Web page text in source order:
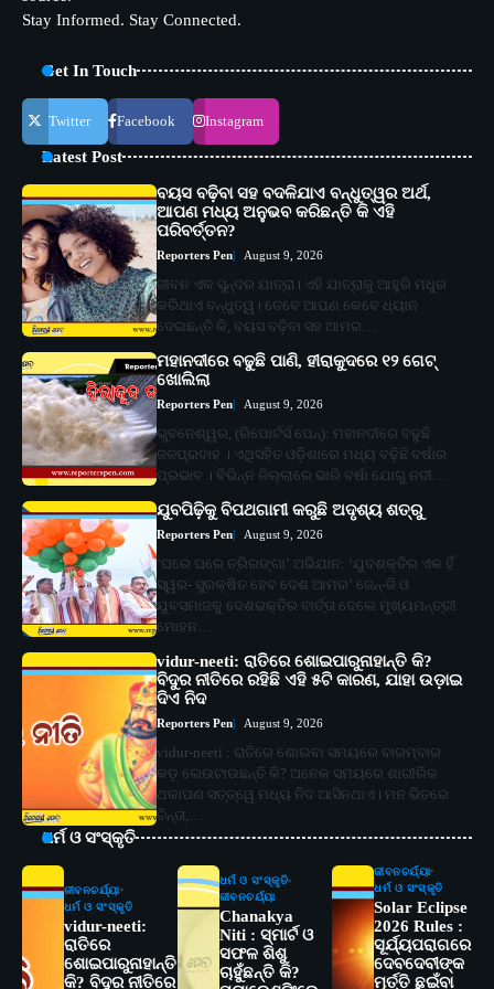
Stay Informed. Stay Connected.
Get In Touch
Twitter Facebook Instagram
Latest Post
ବୟସ ବଢ଼ିବା ସହ ବଦଳିଯାଏ ବନ୍ଧୁତ୍ୱର ଅର୍ଥ,
ଆପଣ ମଧ୍ୟ ଅନୁଭବ କରିଛନ୍ତି କି ଏହି
ପରିବର୍ତ୍ତନ?
Reporters Pen August 9, 2026
ଜୀବନ ଏକ ସୁନ୍ଦର ଯାତ୍ରା। ଏହି ଯାତ୍ରାକୁ ଆହୁରି ମଧୁର
କରିଥାଏ ବନ୍ଧୁତ୍ୱ। ତେବେ ଆପଣ କେବେ ଧ୍ୟାନ
ଦେଇଛନ୍ତି କି, ବୟସ ବଢ଼ିବା ସହ ଆମର…
ମହାନଦୀରେ ବଢୁଛି ପାଣି, ହୀରାକୁଦରେ ୧୨ ଗେଟ୍
ଖୋଲିଲା
Reporters Pen August 9, 2026
ଭୁବନେଶ୍ୱର, (ରିପୋର୍ଟର୍ସ ପେନ୍‌): ମହାନଦୀରେ ବଢୁଛି
ଜଳପ୍ରବାହ । ଏଥିସହିତ ଓଡ଼ିଶାରେ ମଧ୍ୟ ବଢ଼ିଛି ବର୍ଷାର
ପ୍ରଭାବ । ବିଭିନ୍ନ ଜିଲ୍ଲାରେ ଭାରି ବର୍ଷା ଯୋଗୁ ନଦୀ…
ଯୁବପିଢ଼ିକୁ ବିପଥଗାମୀ କରୁଛି ଅଦୃଶ୍ୟ ଶତ୍ରୁ
Reporters Pen August 9, 2026
‘ଘରେ ଘରେ ତ୍ରିରଙ୍ଗା’ ଅଭିଯାନ: ‘ଯୁବଶକ୍ତିର ଏକ ହିଁ
ସ୍ୱର- ସୁରକ୍ଷିତ ହେବ ଦେଶ ଆମର’ ଜେନ୍‌-ଜି ଓ
ଯୁବସମାଜକୁ ଦେଶଭକ୍ତିର ବାର୍ତ୍ତା ଦେଲେ ମୁଖ୍ୟମନ୍ତ୍ରୀ
ମୋହନ…
vidur-neeti: ରାତିରେ ଶୋଇପାରୁନାହାନ୍ତି କି?
ବିଦୁର ନୀତିରେ ରହିଛି ଏହି ୫ଟି କାରଣ, ଯାହା ଉଡ଼ାଇ
ଦିଏ ନିଦ
Reporters Pen August 9, 2026
vidur-neeti : ରାତିରେ ଶୋଇବା ସମୟରେ ବାରମ୍ବାର
କଡ଼ ଲେଉଟାଉଛନ୍ତି କି? ଅନେକ ସମୟରେ ଶାରୀରିକ
ଥକାପଣ ସତ୍ତ୍ୱେ ମଧ୍ୟ ନିଦ ଆସିନଥାଏ। ମନ ଭିତରେ
ଚିନ୍ତା,…
ଧର୍ମ ଓ ସଂସ୍କୃତି
ଜୀବନଚର୍ଯ୍ୟା
ଧର୍ମ ଓ ସଂସ୍କୃତି
vidur-neeti:
ରାତିରେ
ଶୋଇପାରୁନାହାନ୍ତି
କି? ବିଦୁର ନୀତିରେ
ଧର୍ମ ଓ ସଂସ୍କୃତି
ଜୀବନଚର୍ଯ୍ୟା
Chanakya
Niti : ସ୍ମାର୍ଟ ଓ
ସଫଳ ଶିଶୁ
ଚାହୁଁଛନ୍ତି କି?
ଜୀବନଚର୍ଯ୍ୟା
ଧର୍ମ ଓ ସଂସ୍କୃତି
Solar Eclipse
2026 Rules :
ସୂର୍ଯ୍ୟପରାଗରେ
ଦେବଦେବୀଙ୍କ
ମୂର୍ତ୍ତି ଛୁଇଁବା
ସୋଆର ୨୦ତମ ପ୍ରତିଷ୍ଠା ଦିବସରେ